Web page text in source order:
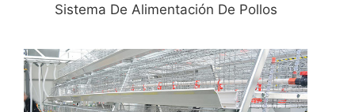
Sistema De Alimentación De Pollos